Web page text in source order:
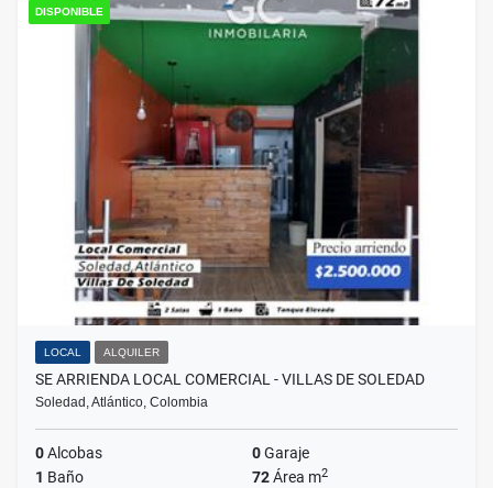
DISPONIBLE
LOCAL ALQUILER
SE ARRIENDA LOCAL COMERCIAL - VILLAS DE SOLEDAD
Soledad, Atlántico, Colombia
0Alcobas 0Garaje
1 Baño 72Área m2